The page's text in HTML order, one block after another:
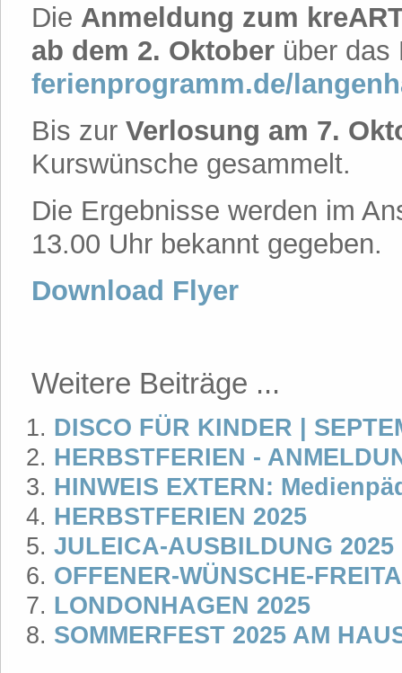
Die Anmeldung zum
ab dem 2. Oktober über
ferienprogramm.de/
Bis zur Verlosung am 7.
Kurswünsche gesammelt.
Die Ergebnisse werden im
13.00 Uhr bekannt gegeben.
Download Flyer
Weitere Beiträge ...
DISCO FÜR KINDER |
HERBSTFERIEN -
HINWEIS EXTERN:
HERBSTFERIEN 2025
JULEICA-AUSBILDUNG 2025
OFFENER-WÜNSCHE-
LONDONHAGEN 2025
SOMMERFEST 2025 AM